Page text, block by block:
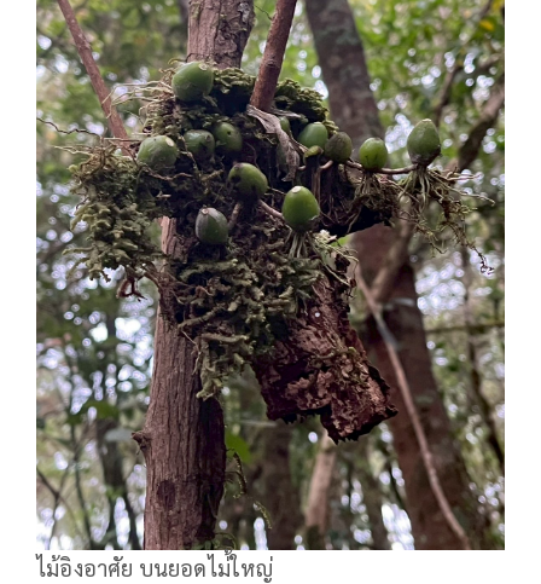
ไม้อิงอาศัย บนยอดไม่้ใหญ่